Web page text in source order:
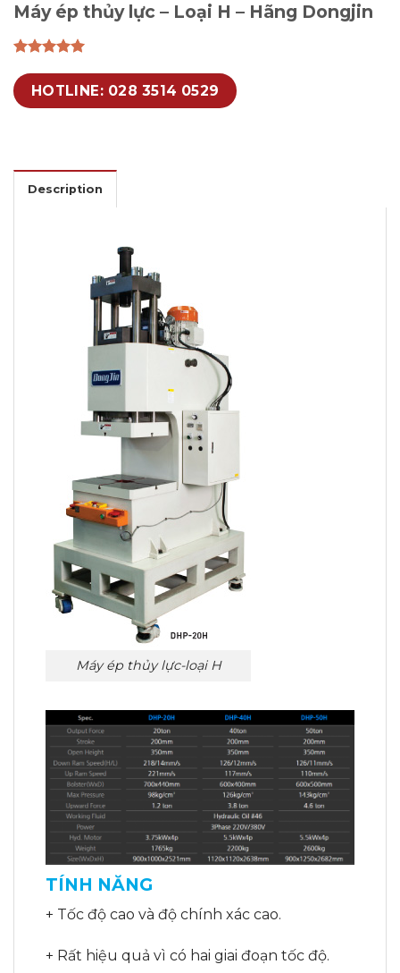
Máy ép thủy lực – Loại H – Hãng Dongjin
HOTLINE: 028 3514 0529
Description
Máy ép thủy lực-loại H
TÍNH NĂNG
+ Tốc độ cao và độ chính xác cao.
+ Rất hiệu quả vì có hai giai đoạn tốc độ.